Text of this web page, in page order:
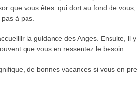
que vous êtes, qui dort au fond de
à pas.
la guidance des Anges. Ensuite, il
que vous en ressentez le besoin.
de bonnes vacances si vous en